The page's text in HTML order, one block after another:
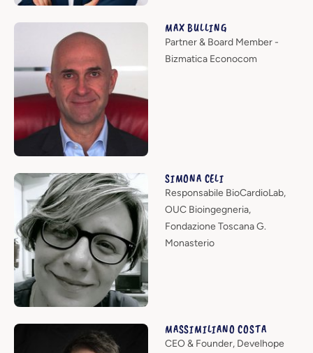
MAX BULLING
Partner & Board Member -
Bizmatica Econocom
SIMONA CELI
Responsabile BioCardioLab,
OUC Bioingegneria,
Fondazione Toscana G.
Monasterio
MASSIMILIANO COSTA
CEO & Founder, Develhope